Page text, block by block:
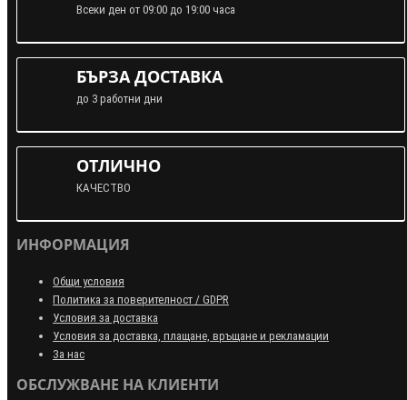
Всеки ден от 09:00 до 19:00 часа
БЪРЗА ДОСТАВКА
до 3 работни дни
ОТЛИЧНО
КАЧЕСТВО
ИНФОРМАЦИЯ
Общи условия
Политика за поверителност / GDPR
Условия за доставка
Условия за доставка, плащане, връщане и рекламации
За нас
ОБСЛУЖВАНЕ НА КЛИЕНТИ